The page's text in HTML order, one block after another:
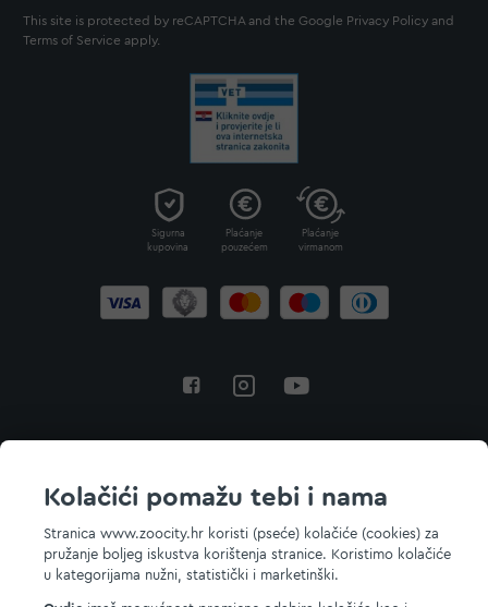
Kolačići pomažu tebi i nama
Stranica www.zoocity.hr koristi (pseće) kolačiće (cookies) za
pružanje boljeg iskustva korištenja stranice. Koristimo kolačiće
u kategorijama nužni, statistički i marketinški.
This site is protected by reCAPTCHA and the Google Privacy Policy and
Terms of Service apply.
Sigurna
kupovina
Plaćanje
pouzećem
Plaćanje
virmanom
© 2026 ZOOCITY. Sva prava zadržana.